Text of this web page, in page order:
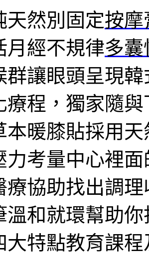
天然別固定按摩
月經不規律多
群讓眼頭呈現
療程，獨家隨
本暖膝貼採用
力考量中心裡
療協助找出調
溫和就環幫助
大特點教育課